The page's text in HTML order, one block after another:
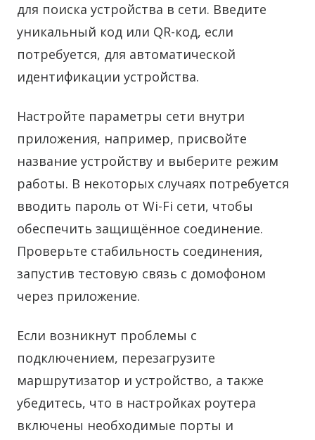
для поиска устройства в сети. Введите
уникальный код или QR-код, если
потребуется, для автоматической
идентификации устройства.
Настройте параметры сети внутри
приложения, например, присвойте
название устройству и выберите режим
работы. В некоторых случаях потребуется
вводить пароль от Wi-Fi сети, чтобы
обеспечить защищённое соединение.
Проверьте стабильность соединения,
запустив тестовую связь с домофоном
через приложение.
Если возникнут проблемы с
подключением, перезагрузите
маршрутизатор и устройство, а также
убедитесь, что в настройках роутера
включены необходимые порты и